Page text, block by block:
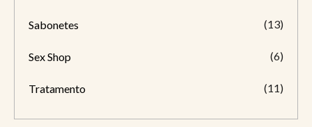
Sabonetes (13)
Sex Shop (6)
Tratamento (11)